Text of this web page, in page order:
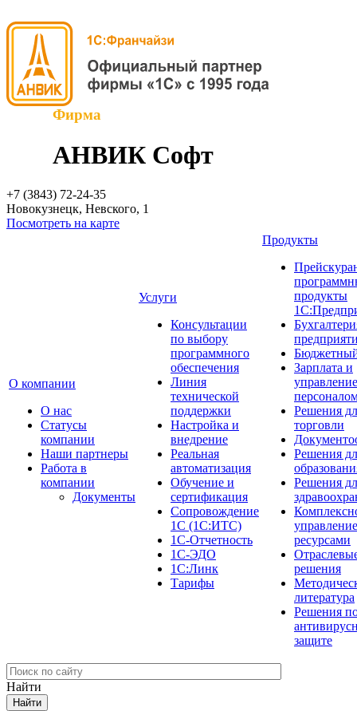
Фирма
АНВИК Софт
+7 (3843) 72-24-35
Новокузнецк, Невского, 1
Посмотреть на карте
О компании
О нас
Cтатусы
компании
Наши партнеры
Работа в
компании
Документы
Услуги
Консультации
по выбору
программного
обеспечения
Линия
технической
поддержки
Настройка и
внедрение
Реальная
автоматизация
Обучение и
сертификация
Сопровождение
1С (1С:ИТС)
1С-Отчетность
1С-ЭДО
1С:Линк
Тарифы
Продукты
продукты
Зарплата и
управление
Решения
торговли
Решения
Решения
управление
ресурсами
решения
литература
Решения
защите
Найти